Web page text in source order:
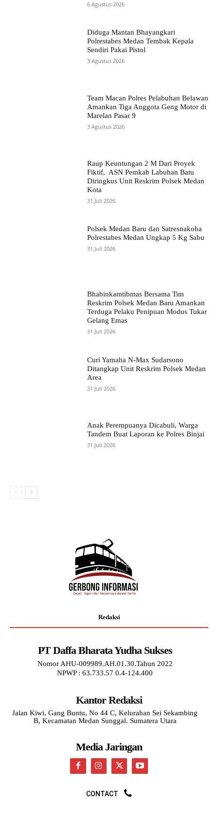
6 Agustus 2026
Diduga Mantan Bhayangkari
Polrestabes Medan Tembak Kepala
Sendiri Pakai Pistol
3 Agustus 2026
Team Macan Polres Pelabuhan Belawan
Amankan Tiga Anggota Geng Motor di
Marelan Pasar 9
3 Agustus 2026
Raup Keuntungan 2 M Dari Proyek
Fiktif, ASN Pemkab Labuhan Batu
Diringkus Unit Reskrim Polsek Medan
Kota
31 Juli 2026
Polsek Medan Baru dan Satresnakoba
Polrestabes Medan Ungkap 5 Kg Sabu
31 Juli 2026
Bhabinkamtibmas Bersama Tim
Reskrim Polsek Medan Baru Amankan
Terduga Pelaku Penipuan Modus Tukar
Gelang Emas
31 Juli 2026
Curi Yamaha N-Max Sudarsono
Ditangkap Unit Reskrim Polsek Medan
Area
31 Juli 2026
Anak Perempuanya Dicabuli, Warga
Tandem Buat Laporan ke Polres Binjai
31 Juli 2026
Redaksi
PT Daffa Bharata Yudha Sukses
Nomor AHU-009989.AH.01.30.Tahun 2022
NPWP : 63.733.57 0.4-124.400
Kantor Redaksi
Jalan Kiwi, Gang Buntu, No 44 C, Kelurahan Sei Sekambing
B, Kecamatan Medan Sunggal. Sumatera Utara
Media Jaringan
CONTACT